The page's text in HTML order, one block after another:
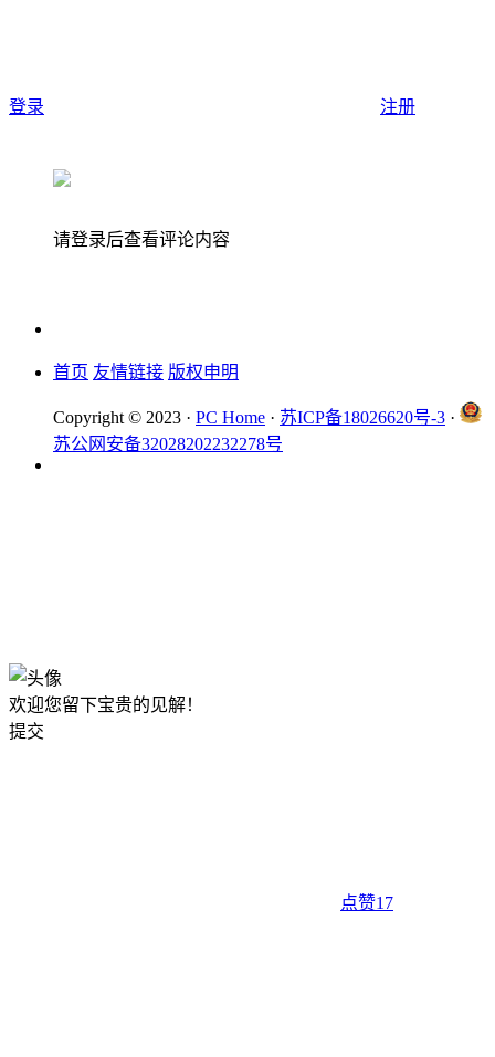
登录 注册
请登录后查看评论内容
首页 友情链接 版权申明
Copyright © 2023 · PC Home · 苏ICP备18026620号-3 ·
苏公网安备32028202232278号
欢迎您留下宝贵的见解！
提交
点赞17